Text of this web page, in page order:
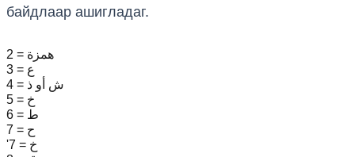
байдлаар ашигладаг.
2 = همزة
3 = ع
4 = ش أو ذ
5 = خ
6 = ط
7 = ح
'7 = خ